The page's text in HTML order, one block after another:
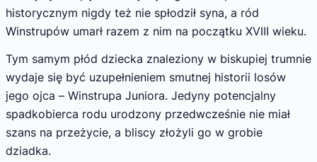
historycznym nigdy też nie spłodził syna, a ród
Winstrupów umarł razem z nim na początku XVIII wieku.
Tym samym płód dziecka znaleziony w biskupiej trumnie
wydaje się być uzupełnieniem smutnej historii losów
jego ojca – Winstrupa Juniora. Jedyny potencjalny
spadkobierca rodu urodzony przedwcześnie nie miał
szans na przeżycie, a bliscy złożyli go w grobie
dziadka.